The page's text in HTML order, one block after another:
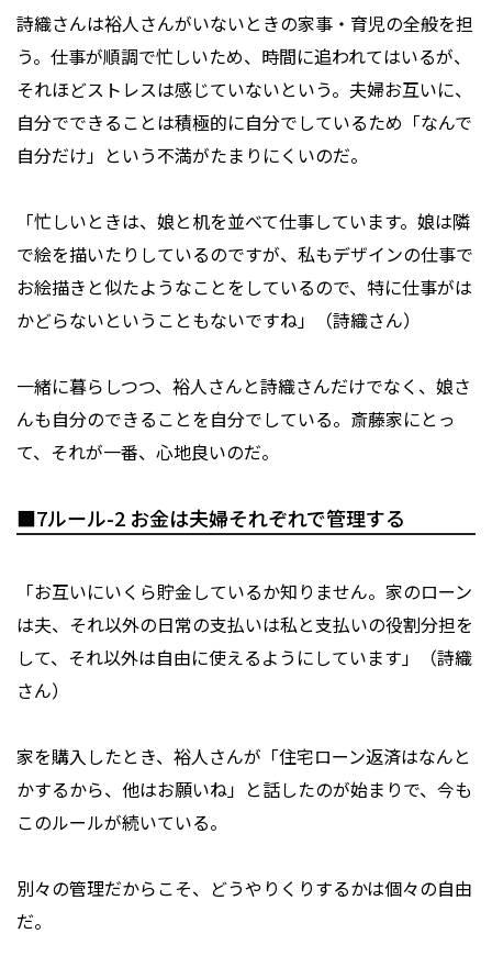
詩織さんは裕人さんがいないときの家事・育児の全般を担
う。仕事が順調で忙しいため、時間に追われてはいるが、
それほどストレスは感じていないという。夫婦お互いに、
自分でできることは積極的に自分でしているため「なんで
自分だけ」という不満がたまりにくいのだ。
「忙しいときは、娘と机を並べて仕事しています。娘は隣
で絵を描いたりしているのですが、私もデザインの仕事で
お絵描きと似たようなことをしているので、特に仕事がは
かどらないということもないですね」（詩織さん）
一緒に暮らしつつ、裕人さんと詩織さんだけでなく、娘さ
んも自分のできることを自分でしている。斎藤家にとっ
て、それが一番、心地良いのだ。
■7ルール-2 お⾦は夫婦それぞれで管理する
「お互いにいくら貯金しているか知りません。家のローン
は夫、それ以外の日常の支払いは私と⽀払いの役割分担を
して、それ以外は⾃由に使えるようにしています」（詩織
さん）
家を購入したとき、裕人さんが「住宅ローン返済はなんと
かするから、他はお願いね」と話したのが始まりで、今も
このルールが続いている。
別々の管理だからこそ、どうやりくりするかは個々の自由
だ。